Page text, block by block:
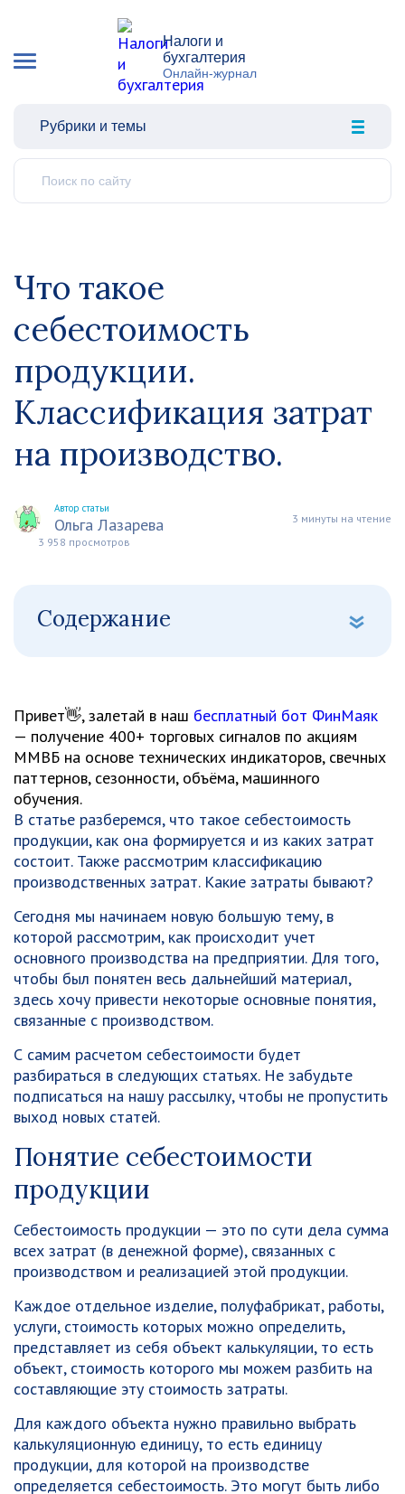
Налоги и
бухгалтерия
Онлайн-журнал
Рубрики и темы
Что такое
себестоимость
продукции.
Классификация затрат
на производство.
Автор статьи
Ольга Лазарева
3 минуты на чтение
3 958 просмотров
Содержание
Привет👋, залетай в наш бесплатный бот ФинМаяк
— получение 400+ торговых сигналов по акциям
ММВБ на основе технических индикаторов, свечных
паттернов, сезонности, объёма, машинного
обучения.
В статье разберемся, что такое себестоимость
продукции, как она формируется и из каких затрат
состоит. Также рассмотрим классификацию
производственных затрат. Какие затраты бывают?
Сегодня мы начинаем новую большую тему, в
которой рассмотрим, как происходит учет
основного производства на предприятии. Для того,
чтобы был понятен весь дальнейший материал,
здесь хочу привести некоторые основные понятия,
связанные с производством.
С самим расчетом себестоимости будет
разбираться в следующих статьях. Не забудьте
подписаться на нашу рассылку, чтобы не пропустить
выход новых статей.
Понятие себестоимости
продукции
Себестоимость продукции — это по сути дела сумма
всех затрат (в денежной форме), связанных с
производством и реализацией этой продукции.
Каждое отдельное изделие, полуфабрикат, работы,
услуги, стоимость которых можно определить,
представляет из себя объект калькуляции, то есть
объект, стоимость которого мы можем разбить на
составляющие эту стоимость затраты.
Для каждого объекта нужно правильно выбрать
калькуляционную единицу, то есть единицу
продукции, для которой на производстве
определяется себестоимость. Это могут быть либо